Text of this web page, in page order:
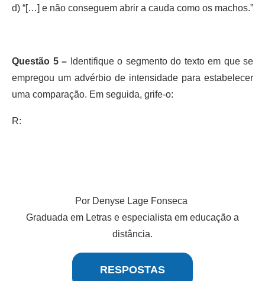
d) “[…] e não conseguem abrir a cauda como os machos.”
Questão 5 – Identifique o segmento do texto em que se
empregou um advérbio de intensidade para estabelecer
uma comparação. Em seguida, grife-o:
R:
Por Denyse Lage Fonseca
Graduada em Letras e especialista em educação a
distância.
RESPOSTAS